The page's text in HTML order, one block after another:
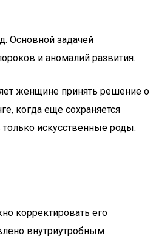
Основной задачей
и аномалий развития.
женщине принять решение о
когда еще сохраняется
искусственные роды.
корректировать его
внутриутробным